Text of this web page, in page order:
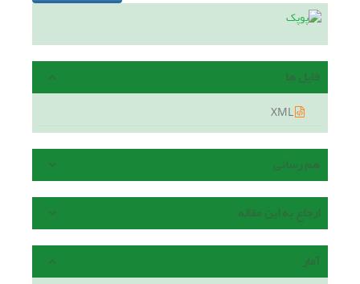
فایل ها
هم رسانی
ارجاع به این مقاله
آمار